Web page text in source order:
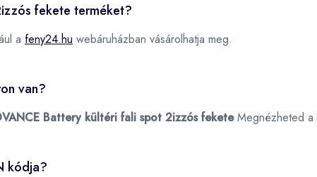
fekete terméket?
a feny24.hu webáruházban vásárolhatja meg.
van?
Battery kültéri fali spot 2izzós feketeMegnézheted a
kódja?